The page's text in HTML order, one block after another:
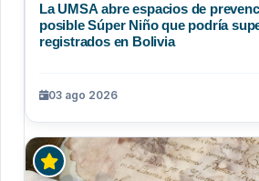
La UMSA abre espacios de
posible Súper Niño que podría
registrados en Bolivia
03 ago 2026